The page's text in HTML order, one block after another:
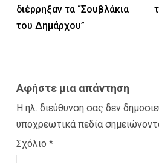
διέρρηξαν τα “Σουβλάκια
του Δημάρχου”
Αφήστε μια απάντηση
Η ηλ. διεύθυνση σας δεν
υποχρεωτικά πεδία
Σχόλιο *